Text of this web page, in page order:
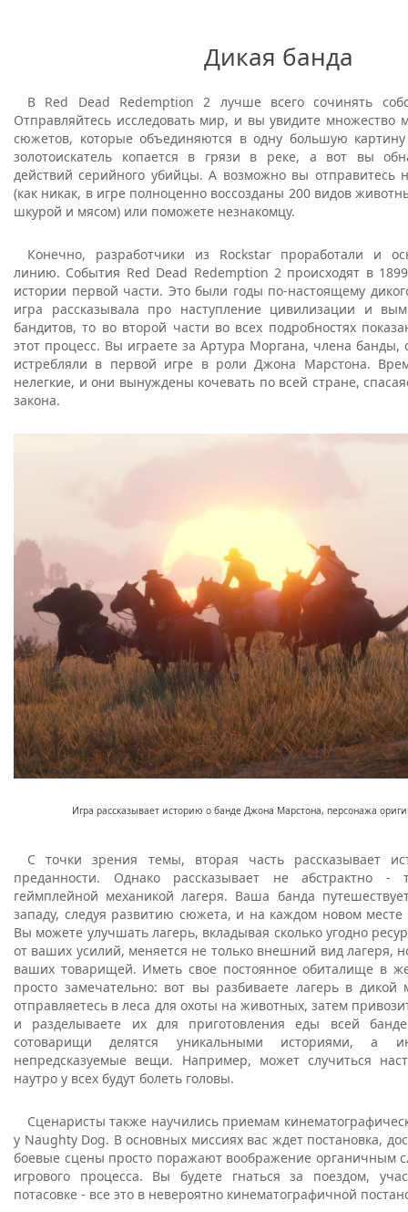
Дикая банда
В Red Dead Redemption 2 лучше всего сочинять
Отправляйтесь исследовать мир, и вы увидите множество
сюжетов, которые объединяются в одну большую
золотоискатель копается в грязи в реке, а вот вы
действий серийного убийцы. А возможно вы отправитесь
(как никак, в игре полноценно воссозданы 200 видов
шкурой и мясом) или поможете незнакомцу.
Конечно, разработчики из Rockstar проработали и
линию. События Red Dead Redemption 2 происходят в
истории первой части. Это были годы по-настоящему
игра рассказывала про наступление цивилизации и
бандитов, то во второй части во всех подробностях
этот процесс. Вы играете за Артура Моргана, члена банды,
истребляли в первой игре в роли Джона Марстона.
нелегкие, и они вынуждены кочевать по всей стране,
закона.
Игра рассказывает историю о банде Джона Марстона, персонажа
С точки зрения темы, вторая часть рассказывает
преданности. Однако рассказывает не абстрактно -
геймплейной механикой лагеря. Ваша банда
западу, следуя развитию сюжета, и на каждом новом месте
Вы можете улучшать лагерь, вкладывая сколько угодно
от ваших усилий, меняется не только внешний вид лагеря,
ваших товарищей. Иметь свое постоянное обиталище в
просто замечательно: вот вы разбиваете лагерь в дикой
отправляетесь в леса для охоты на животных, затем
и разделываете их для приготовления еды всей
сотоварищи делятся уникальными историями, а
непредсказуемые вещи. Например, может случиться
наутро у всех будут болеть головы.
Сценаристы также научились приемам
у Naughty Dog. В основных миссиях вас ждет постановка,
боевые сцены просто поражают воображение органичным
игрового процесса. Вы будете гнаться за поездом,
потасовке - все это в невероятно кинематографичной